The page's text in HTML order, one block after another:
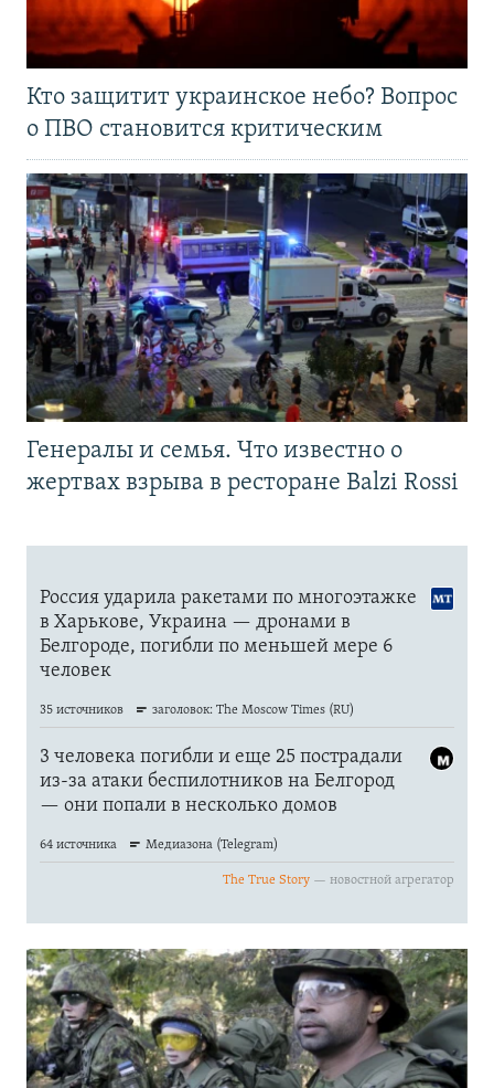
Кто защитит украинское небо? Вопрос
о ПВО становится критическим
Генералы и семья. Что известно о
жертвах взрыва в ресторане Balzi Rossi